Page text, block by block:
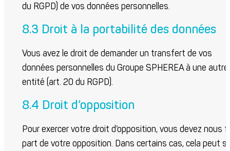
du RGPD) de vos données personnelles.
8.3 Droit à la portabilité des données
Vous avez le droit de demander un transfert de vos
données personnelles du Groupe SPHEREA à une autre
entité (art. 20 du RGPD).
8.4 Droit d’opposition
Pour exercer votre droit d’opposition, vous devez nous
part de votre opposition. Dans certains cas, cela peut